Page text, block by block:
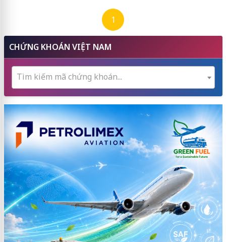
1
CHỨNG KHOÁN VIỆT NAM
Tìm kiếm mã chứng khoán...